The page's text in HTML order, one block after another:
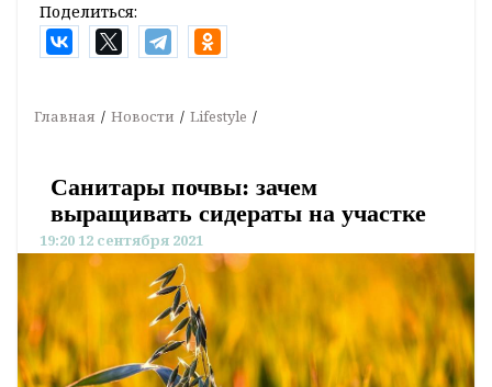
Поделиться:
Главная Новости Lifestyle
Санитары почвы: зачем
выращивать сидераты на участке
19:20 12 сентября 2021